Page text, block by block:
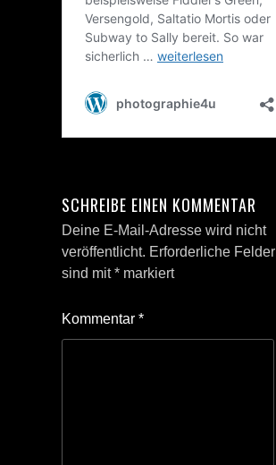
SCHREIBE EINEN KOMMENTAR
Deine E-Mail-Adresse wird nicht
veröffentlicht. Erforderliche Felder
sind mit* markiert
Kommentar *